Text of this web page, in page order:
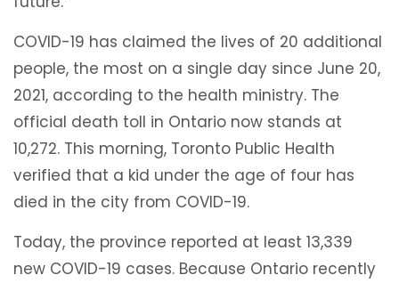
COVID-19 has claimed the lives of 20 additional
people, the most on a single day since June 20,
2021, according to the health ministry. The
official death toll in Ontario now stands at
10,272. This morning, Toronto Public Health
verified that a kid under the age of four has
died in the city from COVID-19.
Today, the province reported at least 13,339
new COVID-19 cases. Because Ontario recently